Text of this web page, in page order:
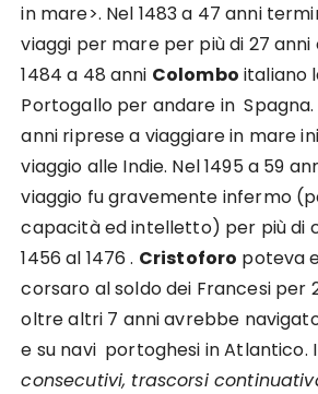
in mare>. Nel 1483 a 47 anni
viaggi per mare per più di 27 anni
1484 a 48 anni Colombo italiano
Portogallo per andare in Spagna.
anni riprese a viaggiare in mare
viaggio alle Indie. Nel 1495 a 59
viaggio fu gravemente infermo
capacità ed intelletto) per più di
1456 al 1476 . Cristoforo poteva
corsaro al soldo dei Francesi per
oltre altri 7 anni avrebbe
e su navi portoghesi in Atlantico.
consecutivi, trascorsi